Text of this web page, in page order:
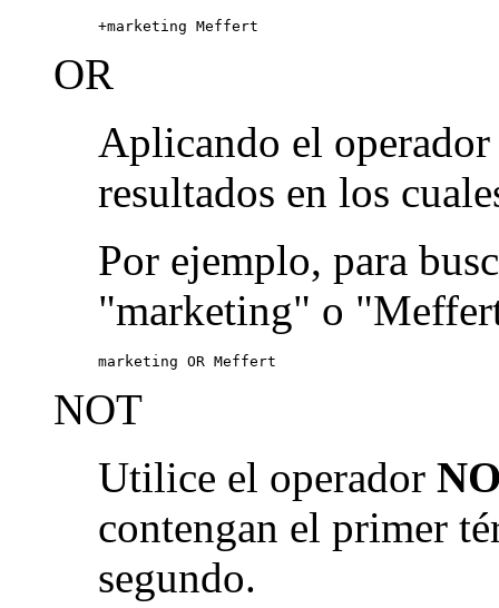
+marketing Meffert
OR
Aplicando el
resultados en los
Por ejemplo, para
"marketing" o
marketing OR Meffert
NOT
Utilice el operador
contengan el primer
segundo.